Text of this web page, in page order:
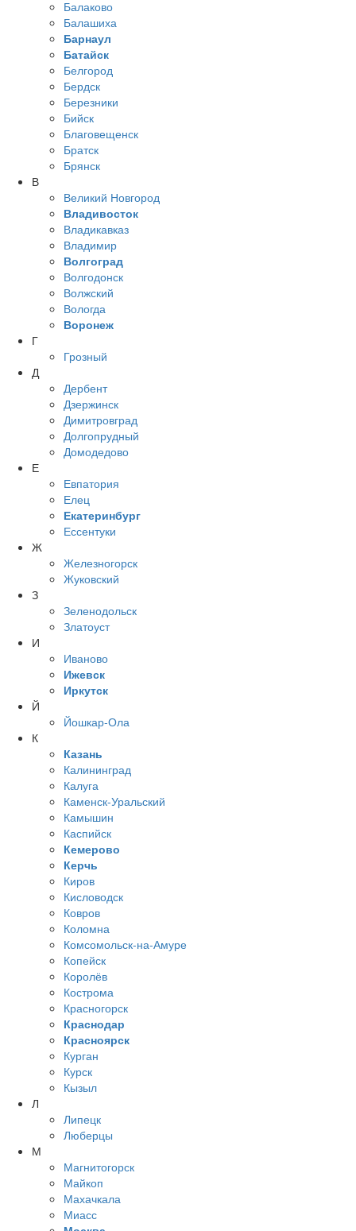
Балаково
Балашиха
Барнаул
Батайск
Белгород
Бердск
Березники
Бийск
Благовещенск
Братск
Брянск
В
Великий Новгород
Владивосток
Владикавказ
Владимир
Волгоград
Волгодонск
Волжский
Вологда
Воронеж
Г
Грозный
Д
Дербент
Дзержинск
Димитровград
Долгопрудный
Домодедово
Е
Евпатория
Елец
Екатеринбург
Ессентуки
Ж
Железногорск
Жуковский
З
Зеленодольск
Златоуст
И
Иваново
Ижевск
Иркутск
Й
Йошкар-Ола
К
Казань
Калининград
Калуга
Каменск-Уральский
Камышин
Каспийск
Кемерово
Керчь
Киров
Кисловодск
Ковров
Коломна
Комсомольск-на-Амуре
Копейск
Королёв
Кострома
Красногорск
Краснодар
Красноярск
Курган
Курск
Кызыл
Л
Липецк
Люберцы
М
Магнитогорск
Майкоп
Махачкала
Миасс